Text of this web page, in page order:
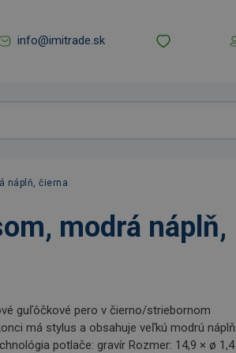
info@imitrade.sk
náplň, čierna
modrá náplň,
guľôčkové pero v čierno/striebornom
má stylus a obsahuje veľkú modrú náplň.
potlače: gravír Rozmer: 14,9 × ø 1,4